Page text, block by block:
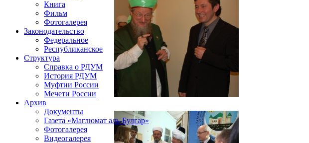
Книга
Фильм
Фотогалерея
Законодательство
Федеральное
Республиканское
Структура
Справка о РДУМ
История РДУМ
Муфтии России
Мечети России
Архив
Документы
Газета «Маглюмат аль-Булгар»
Фотогалерея
Видеогалерея